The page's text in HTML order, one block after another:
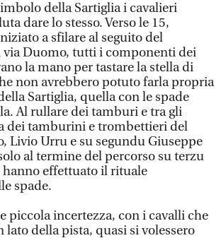
della Sartiglia i cavalieri
dare lo stesso. Verso le 15,
a sfilare al seguito del
Duomo, tutti i componenti dei
la mano per tastare la stella di
non avrebbero potuto farla propria
Sartiglia, quella con le spade
Al rullare dei tamburi e tra gli
dei tamburini e trombettieri del
Livio Urru e su segundu Giuseppe
al termine del percorso su terzu
effettuato il rituale
spade.
piccola incertezza, con i cavalli che
lato della pista, quasi si volessero